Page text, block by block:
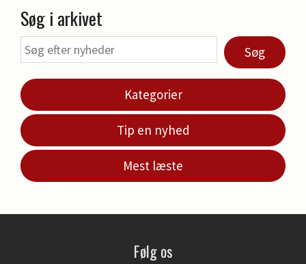
Søg i arkivet
Søg
Kategorier
Tip en nyhed
Mest læste
Følg os